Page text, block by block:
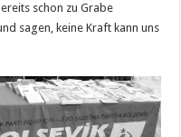
schon zu Grabe
sagen, keine Kraft kann uns